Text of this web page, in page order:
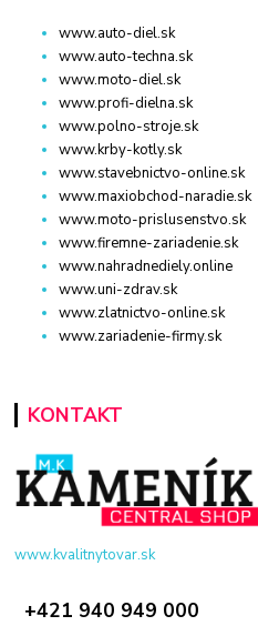
www.auto-diel.sk
www.auto-techna.sk
www.moto-diel.sk
www.profi-dielna.sk
www.polno-stroje.sk
www.krby-kotly.sk
www.stavebnictvo-online.sk
www.maxiobchod-naradie.sk
www.moto-prislusenstvo.sk
www.firemne-zariadenie.sk
www.nahradnediely.online
www.uni-zdrav.sk
www.zlatnictvo-online.sk
www.zariadenie-firmy.sk
KONTAKT
www.kvalitnytovar.sk
+421 940 949 000